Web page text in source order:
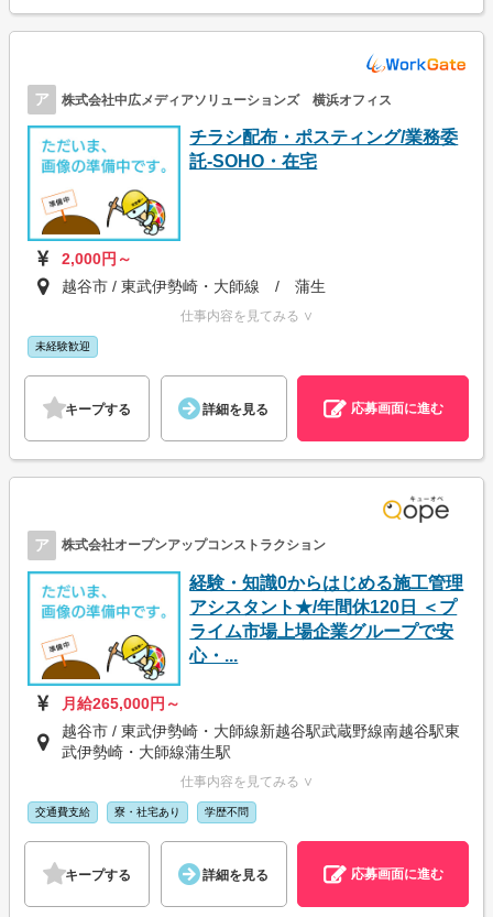
ア 株式会社中広メディアソリューションズ 横浜オフィス
チラシ配布・ポスティング/業務委
託-SOHO・在宅
2,000円～
越谷市 / 東武伊勢崎・大師線 / 蒲生
仕事内容を見てみる ∨
未経験歓迎
キープする 詳細を見る 応募画面に進む
ア 株式会社オープンアップコンストラクション
経験・知識0からはじめる施工管理
アシスタント★/年間休120日 ＜プ
ライム市場上場企業グループで安
心・...
月給265,000円～
越谷市 / 東武伊勢崎・大師線新越谷駅武蔵野線南越谷駅東
武伊勢崎・大師線蒲生駅
仕事内容を見てみる ∨
交通費支給 寮・社宅あり 学歴不問
キープする 詳細を見る 応募画面に進む